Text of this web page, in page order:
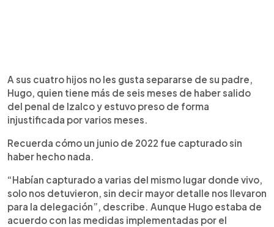
A sus cuatro hijos no les gusta separarse de su padre,
Hugo, quien tiene más de seis meses de haber salido
del penal de Izalco y estuvo preso de forma
injustificada por varios meses.
Recuerda cómo un junio de 2022 fue capturado sin
haber hecho nada.
“Habían capturado a varias del mismo lugar donde vivo,
solo nos detuvieron, sin decir mayor detalle nos llevaron
para la delegación”, describe. Aunque Hugo estaba de
acuerdo con las medidas implementadas por el